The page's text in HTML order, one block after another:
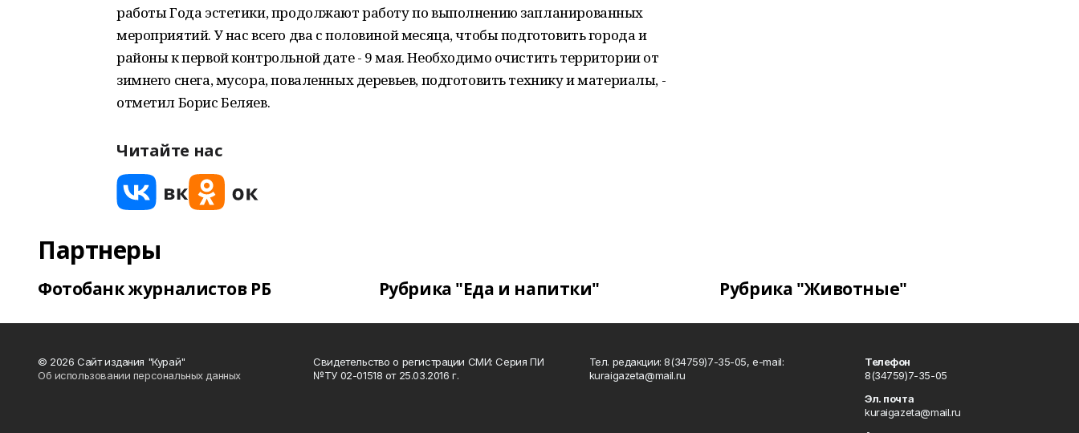
работы Года эстетики, продолжают работу по выполнению запланированных
мероприятий. У нас всего два с половиной месяца, чтобы подготовить города и
районы к первой контрольной дате - 9 мая. Необходимо очистить территории от
зимнего снега, мусора, поваленных деревьев, подготовить технику и материалы, -
отметил Борис Беляев.
Читайте нас
Партнеры
Фотобанк журналистов РБ Рубрика "Еда и напитки" Рубрика "Животные"
© 2026 Сайт издания "Курай"
Об использовании персональных данных
Свидетельство о регистрации СМИ: Серия ПИ
№ТУ 02-01518 от 25.03.2016 г.
Тел. редакции: 8(34759)7-35-05, e-mail:
kuraigazeta@mail.ru
Телефон
8(34759)7-35-05
Эл. почта
kuraigazeta@mail.ru